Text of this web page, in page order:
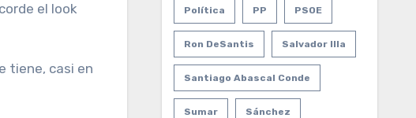
el look
tiene, casi en
Política PP PSOE
Ron DeSantis Salvador Illa
Santiago Abascal Conde
Sumar Sánchez